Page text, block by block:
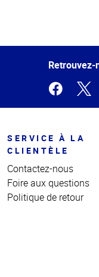
de la
Retrouvez-
SERVICE À LA
CLIENTÈLE
Contactez-nous
Foire aux questions
Politique de retour